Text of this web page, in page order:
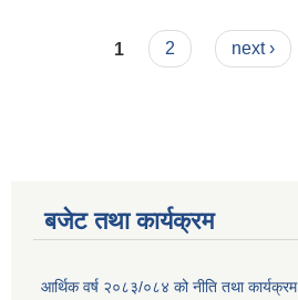
Pages
1 2 next ›
बजेट तथा कार्यक्रम
आर्थिक वर्ष २०८३/०८४ को नीति तथा कार्यक्रम